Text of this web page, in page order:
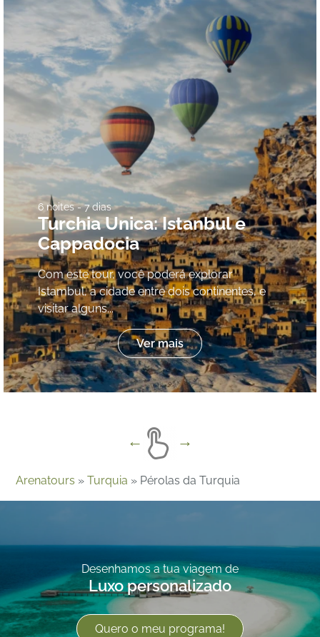
6 noites - 7 dias
Turchia Unica: Istanbul e
Cappadocia
Com este tour, você poderá explorar
Istambul, a cidade entre dois continentes, e
visitar alguns...
Ver mais
Arenatours »Turquia » Pérolas da Turquia
Desenhamos a tua viagem de
Luxo personalizado
Quero o meu programa!